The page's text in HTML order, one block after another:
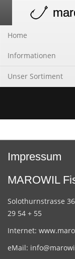
navigation
Home
Informationen
Unser Sortiment
Impressum
MAROWIL
Solothurnstrasse
29 54 + 55
Internet:
eMail: